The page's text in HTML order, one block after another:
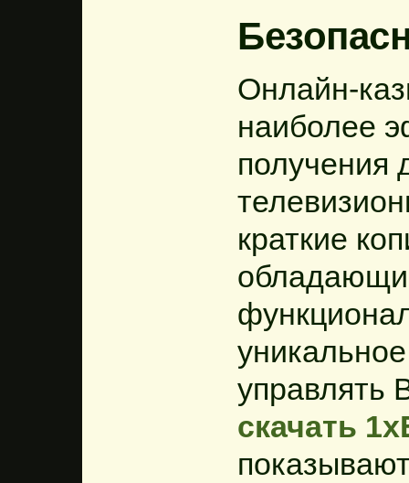
Онлайн-
наиболее
получения
краткие
управлять
скачать